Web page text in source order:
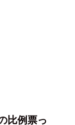
比例票っ